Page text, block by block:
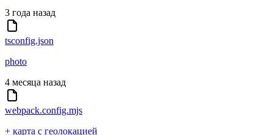
3 года назад
tsconfig.json
photo
4 месяца назад
webpack.config.mjs
+ карта с геолокацией